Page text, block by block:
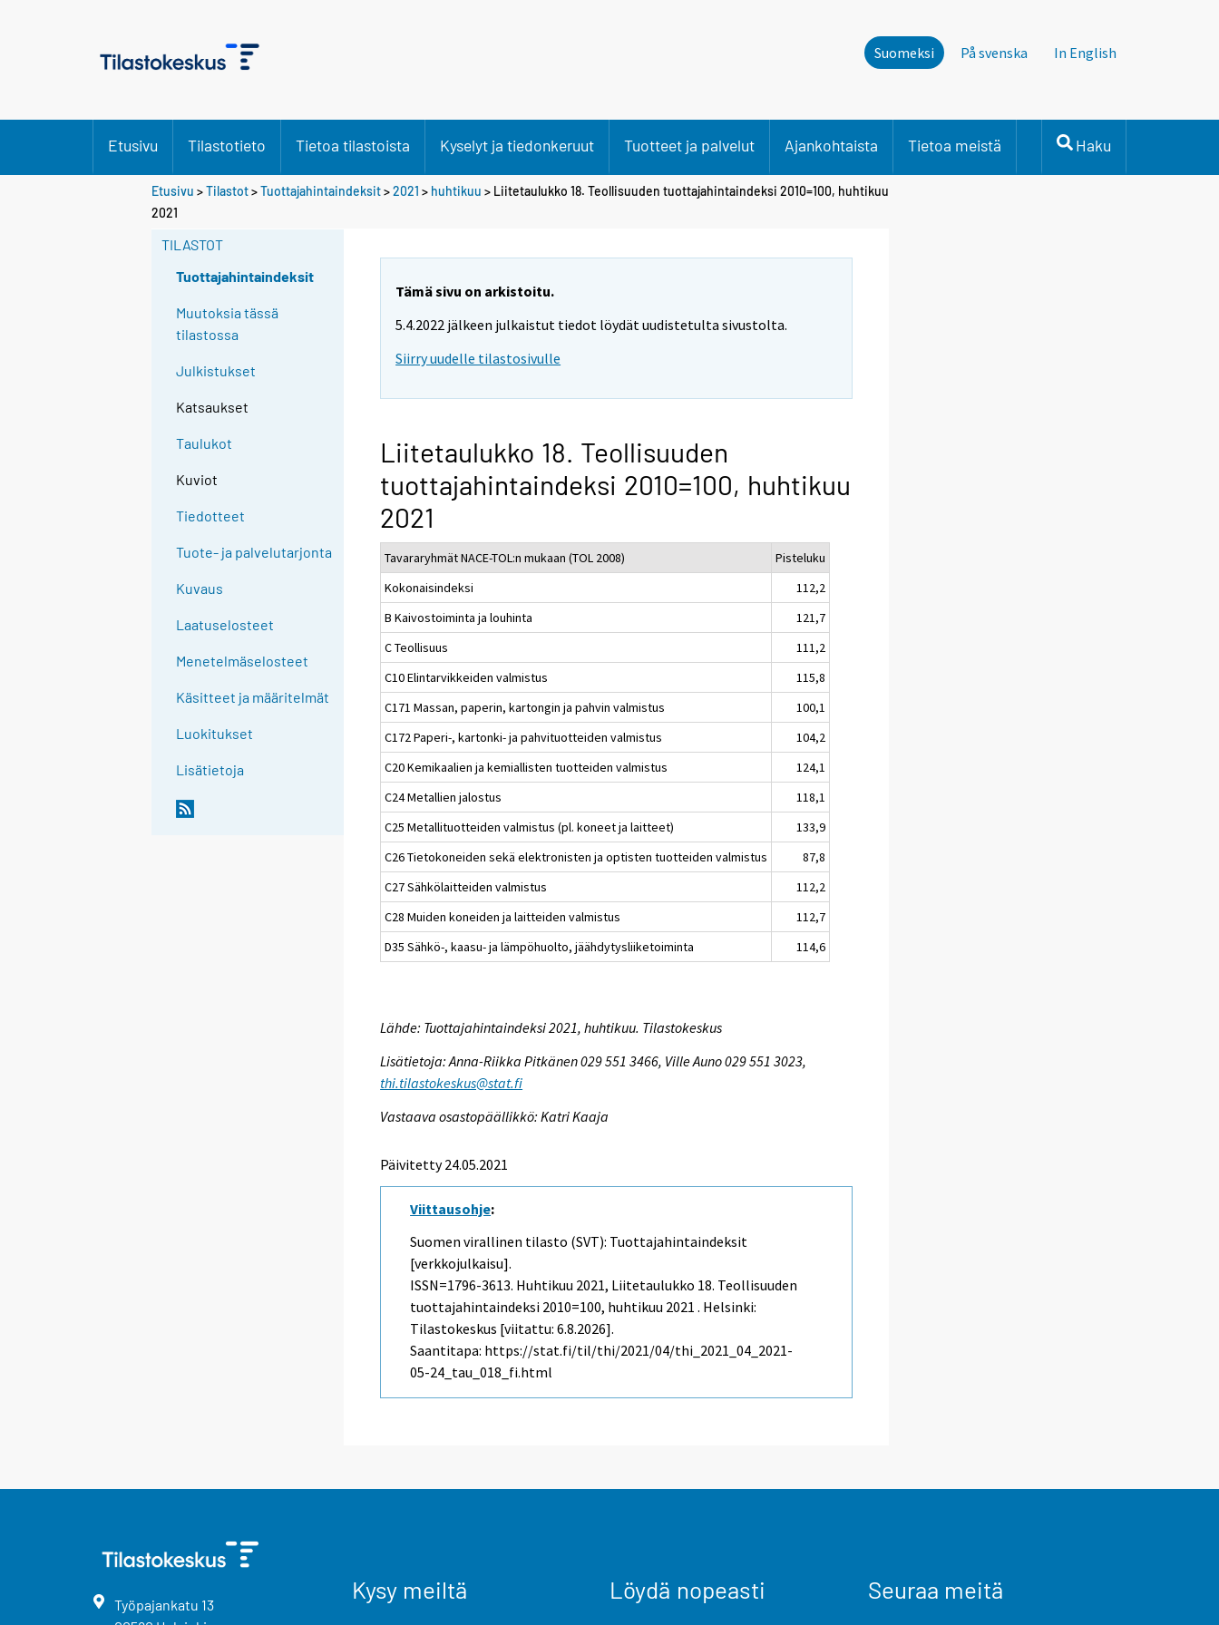
Suomeksi På svenska In English
Etusivu Tilastotieto Tietoa tilastoista Kyselyt ja tiedonkeruut Tuotteet ja palvelut Ajankohtaista Tietoa meistä Haku
Etusivu >Tilastot>Tuottajahintaindeksit>2021 > huhtikuu > Liitetaulukko 18. Teollisuuden tuottajahintaindeksi 2010=100, huhtikuu
2021
TILASTOT
Tuottajahintaindeksit
Muutoksia tässä
tilastossa
Julkistukset
Katsaukset
Taulukot
Kuviot
Tiedotteet
Tuote- ja palvelutarjonta
Kuvaus
Laatuselosteet
Menetelmäselosteet
Käsitteet ja määritelmät
Luokitukset
Lisätietoja
Tämä sivu on arkistoitu.
5.4.2022 jälkeen julkaistut tiedot löydät uudistetulta sivustolta.
Siirry uudelle tilastosivulle
Liitetaulukko 18. Teollisuuden
tuottajahintaindeksi 2010=100, huhtikuu
2021
Tavararyhmät NACE-TOL:n mukaan (TOL 2008)
Pisteluku
Kokonaisindeksi
112,2
B Kaivostoiminta ja louhinta
121,7
C Teollisuus
111,2
C10 Elintarvikkeiden valmistus
115,8
C171 Massan, paperin, kartongin ja pahvin valmistus
100,1
C172 Paperi-, kartonki- ja pahvituotteiden valmistus
104,2
C20 Kemikaalien ja kemiallisten tuotteiden valmistus
124,1
C24 Metallien jalostus
118,1
C25 Metallituotteiden valmistus (pl. koneet ja laitteet)
133,9
C26 Tietokoneiden sekä elektronisten ja optisten tuotteiden valmistus
87,8
C27 Sähkölaitteiden valmistus
112,2
C28 Muiden koneiden ja laitteiden valmistus
112,7
D35 Sähkö-, kaasu- ja lämpöhuolto, jäähdytysliiketoiminta
114,6
Lähde: Tuottajahintaindeksi 2021, huhtikuu. Tilastokeskus
Lisätietoja: Anna-Riikka Pitkänen 029 551 3466, Ville Auno 029 551 3023,
thi.tilastokeskus@stat.fi
Vastaava osastopäällikkö: Katri Kaaja
Päivitetty 24.05.2021
Viittausohje:
Suomen virallinen tilasto (SVT): Tuottajahintaindeksit
[verkkojulkaisu].
ISSN=1796-3613. Huhtikuu 2021, Liitetaulukko 18. Teollisuuden
tuottajahintaindeksi 2010=100, huhtikuu 2021 . Helsinki:
Tilastokeskus [viitattu: 6.8.2026].
Saantitapa: https://stat.fi/til/thi/2021/04/thi_2021_04_2021-
05-24_tau_018_fi.html
Työpajankatu 13
Kysy meiltä Löydä nopeasti Seuraa meitä